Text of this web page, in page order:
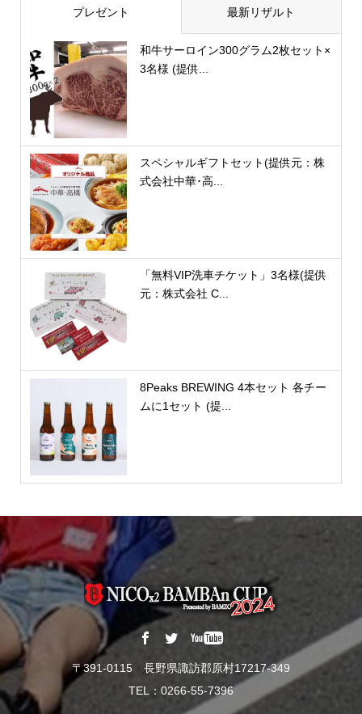
プレゼント 最新リザルト
和牛サーロイン300グラム2枚セット×
3名様 (提供...
スペシャルギフトセット(提供元：株
式会社中華･高...
「無料VIP洗車チケット」3名様(提供
元：株式会社 C...
8Peaks BREWING 4本セット 各チー
ムに1セット (提...
〒391-0115 長野県諏訪郡原村17217-349
TEL：0266-55-7396